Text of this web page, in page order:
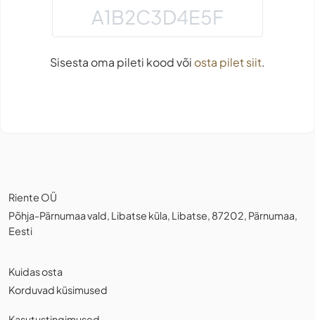
Sisesta oma pileti kood või osta pilet siit.
Riente OÜ
Põhja-Pärnumaa vald, Libatse küla, Libatse, 87202, Pärnumaa,
Eesti
Kuidas osta
Korduvad küsimused